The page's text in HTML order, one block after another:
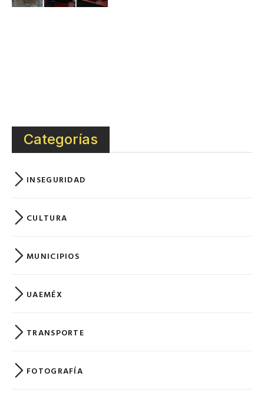
Categorías
INSEGURIDAD
CULTURA
MUNICIPIOS
UAEMÉX
TRANSPORTE
FOTOGRAFÍA